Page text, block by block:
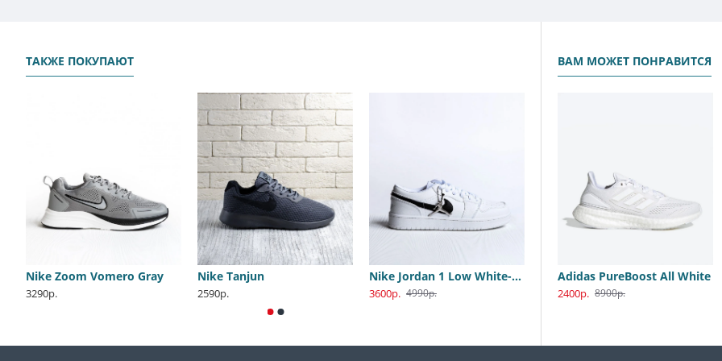
ТАКЖЕ ПОКУПАЮТ
Nike Zoom Vomero Gray
3290р.
Nike Tanjun
2590р.
Nike Jordan 1 Low White-Black
3600р. 4990р.
Nike Air Force 1 White-Nude-Beige
4990р.
ВАМ МОЖЕТ ПОНРАВИТСЯ
Adidas PureBoost All White
2400р. 8900р.